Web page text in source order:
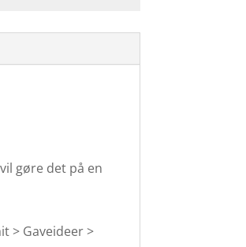
gøre det på en
> Gaveideer >